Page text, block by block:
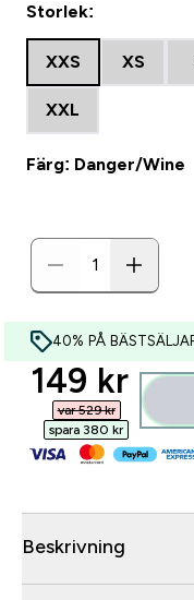
Storlek:
XXS XS
XXL
Färg: Danger/Wine
40% PÅ
149 kr‎
var 529 kr‎
spara 380 kr‎
Beskrivning